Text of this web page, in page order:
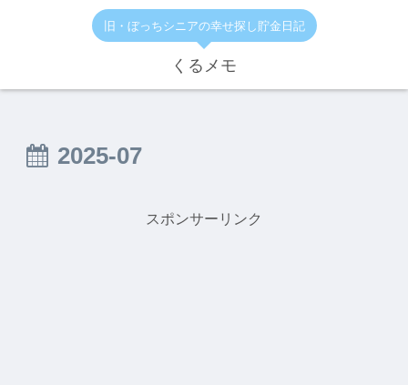
旧・ぼっちシニアの幸せ探し貯金日記
くるメモ
2025-07
スポンサーリンク